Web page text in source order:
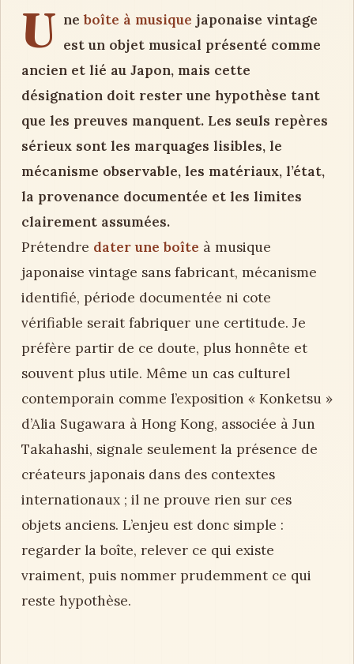
U neboîte à musique japonaise vintage
est un objet musical présenté comme
ancien et lié au Japon, mais cette
désignation doit rester une hypothèse tant
que les preuves manquent. Les seuls repères
sérieux sont les marquages lisibles, le
mécanisme observable, les matériaux, l’état,
la provenance documentée et les limites
clairement assumées.
Prétendre dater une boîte à musique
japonaise vintage sans fabricant, mécanisme
identifié, période documentée ni cote
vérifiable serait fabriquer une certitude. Je
préfère partir de ce doute, plus honnête et
souvent plus utile. Même un cas culturel
contemporain comme l’exposition « Konketsu »
d’Alia Sugawara à Hong Kong, associée à Jun
Takahashi, signale seulement la présence de
créateurs japonais dans des contextes
internationaux ; il ne prouve rien sur ces
objets anciens. L’enjeu est donc simple :
regarder la boîte, relever ce qui existe
vraiment, puis nommer prudemment ce qui
reste hypothèse.